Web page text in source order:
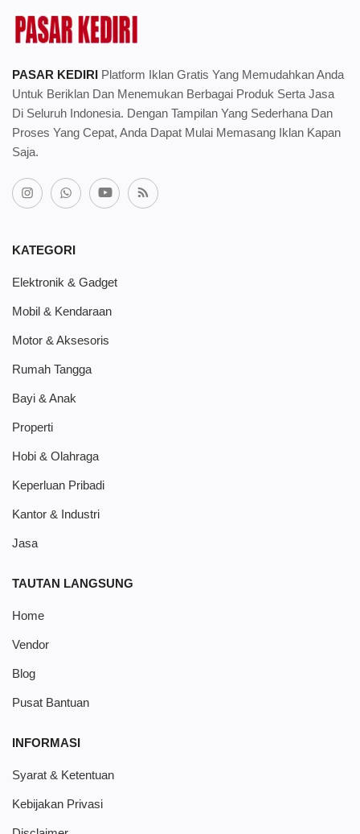
PASAR KEDIRI Platform Iklan Gratis Yang Memudahkan Anda
Untuk Beriklan Dan Menemukan Berbagai Produk Serta Jasa
Di Seluruh Indonesia. Dengan Tampilan Yang Sederhana Dan
Proses Yang Cepat, Anda Dapat Mulai Memasang Iklan Kapan
Saja.
KATEGORI
Elektronik & Gadget
Mobil & Kendaraan
Motor & Aksesoris
Rumah Tangga
Bayi & Anak
Properti
Hobi & Olahraga
Keperluan Pribadi
Kantor & Industri
Jasa
TAUTAN LANGSUNG
Home
Vendor
Blog
Pusat Bantuan
INFORMASI
Syarat & Ketentuan
Kebijakan Privasi